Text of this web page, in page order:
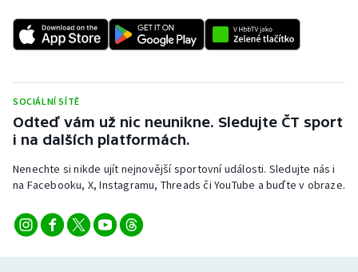
SOCIÁLNÍ SÍTĚ
Odteď vám už nic neunikne. Sledujte ČT sport
i na dalších platformách.
Nenechte si nikde ujít nejnovější sportovní události. Sledujte nás i
na Facebooku, X, Instagramu, Threads či YouTube a buďte v obraze.